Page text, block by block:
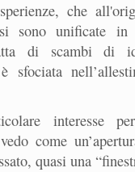
che
si sono unificate
di scambi di
sfociata
interesse
come
quasi una